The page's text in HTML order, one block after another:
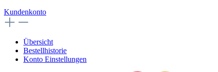
Kundenkonto
Übersicht
Bestellhistorie
Konto Einstellungen